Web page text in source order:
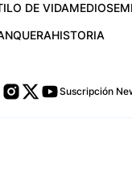
DE VIDAMEDIOS
HISTORIA
Suscripción